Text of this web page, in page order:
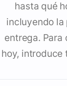
hasta qué
incluyendo la
entrega.
hoy, introduce